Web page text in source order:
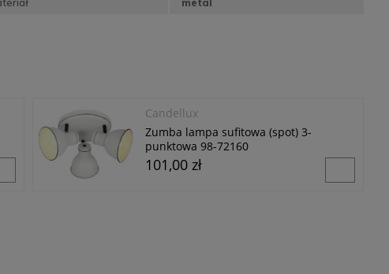
metal
Candellux
Zumba lampa sufitowa (spot) 3-
punktowa 98-72160
101,00 zł